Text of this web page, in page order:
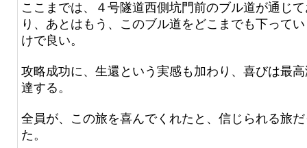
ここまでは、４号隧道西側坑門前のブル道が通じ
り、あとはもう、このブル道をどこまでも下って
けで良い。
攻略成功に、生還という実感も加わり、喜びは最
達する。
全員が、この旅を喜んでくれたと、信じられる旅
た。